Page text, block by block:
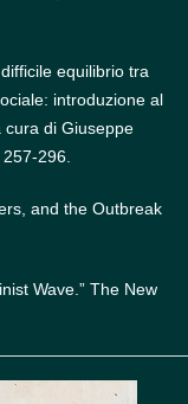
equilibrio tra
introduzione al
cura di Giuseppe
296.
and the Outbreak
Wave.” The New